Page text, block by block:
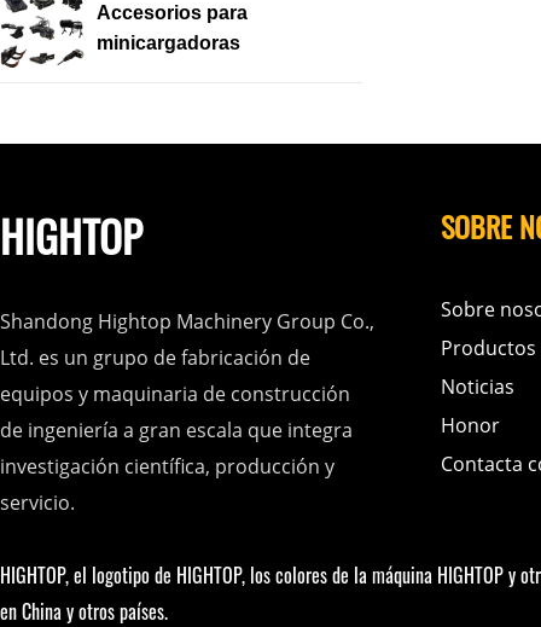
Accesorios para
minicargadoras
HIGHTOP
Shandong Hightop Machinery Group Co.,
Ltd. es un grupo de fabricación de
equipos y maquinaria de construcción
de ingeniería a gran escala que integra
investigación científica, producción y
servicio.
SOBRE
Sobre
Productos
Noticias
Honor
Contacta
HIGHTOP, el logotipo de HIGHTOP, los colores de la máquina HIGHTOP
en China y otros países.